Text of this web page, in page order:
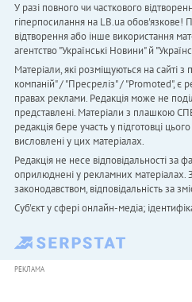
У разі повного чи часткового
гіперпосилання на LB.ua обов'язкове!
відтворення або інше використання
агентство "Українськi Новини" й
Матеріали, які розміщуються на сайті
компаній" / "Пресреліз" / "Promoted", є
правах реклами. Редакція може не
представлені. Матеріали з плашкою
редакція бере участь у підготовці
висловлені у цих матеріалах.
Редакція не несе відповідальності за
оприлюднені у рекламних матеріалах.
законодавством, відповідальність за
Cуб'єкт у сфері онлайн-медіа;
РЕКЛАМА